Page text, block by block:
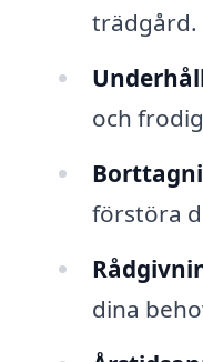
trädgård.
och
förstöra
dina